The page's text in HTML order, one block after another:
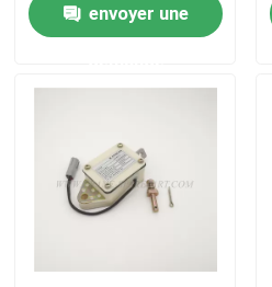
Pièces de rechange de grue
Crane Electrical Parts
envoyer une